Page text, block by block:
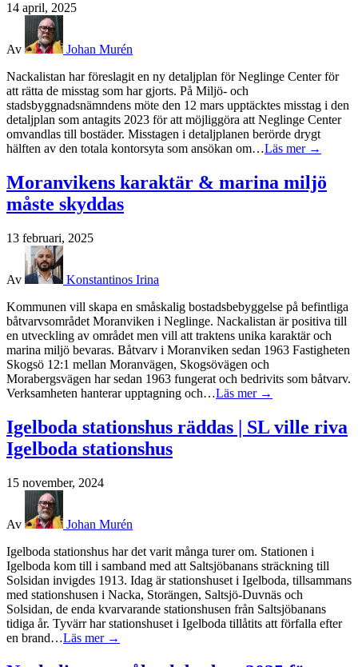
14 april, 2025
Av
Johan Murén
Nackalistan har föreslagit en ny detaljplan för Neglinge Center för
att rätta de misstag som har gjorts. På Miljö- och
stadsbyggnadsnämndens möte den 12 mars upptäcktes misstag i den
detaljplan som antagits 2023 för att möjliggöra att Neglinge Center
omvandlas till bostäder. Misstagen i detaljplanen berörde drygt
hälften av den totala kontorsyta som ansökan om…Läs mer →
Moranvikens karaktär & marina miljö
måste skyddas
13 februari, 2025
Av
Konstantinos Irina
Kommunen vill skapa en småskalig bostadsbebyggelse på befintliga
båtvarvsområdet Moranviken i Neglinge. Nackalistan är positiva till
en utveckling av området men vill att traktens unika karaktär och
marina miljö bevaras. Båtvarv i Moranviken sedan 1963 Fastigheten
Skogsö 12:1 mellan Moranvägen, Skogsövägen och
Morabergsvägen har sedan 1963 fungerat och bedrivits som båtvarv.
Verksamheten hanterar upptagning och…Läs mer →
Igelboda stationshus räddas | SL ville riva
Igelboda stationshus
15 november, 2024
Av
Johan Murén
Igelboda stationshus har det varit många turer om. Stationen i
Igelboda kom till i samband med att Saltsjöbanans sträckning till
Solsidan invigdes 1913. Idag är stationshuset i Igelboda, tillsammans
med stationshusen i Nacka, Storängen, Saltsjö-Duvnäs och
Solsidan, de enda kvarvarande stationshusen från Saltsjöbanans
tidiga år. Tyvärr har stationshuset i Igelboda tillåtits att förfalla efter
en brand…Läs mer →